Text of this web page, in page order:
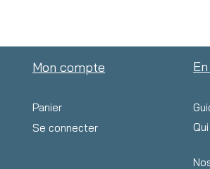
Mon compte
Panier
Se connecter